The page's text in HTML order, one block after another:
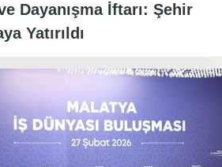
Dayanışma İftarı: Şehir
Yatırıldı